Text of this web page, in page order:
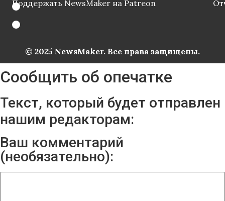
Поддержать NewsMaker на Patreon
© 2025 NewsMaker. Все права защищены.
Сообщить об опечатке
Текст, который будет отправлен
нашим редакторам:
Ваш комментарий
(необязательно):